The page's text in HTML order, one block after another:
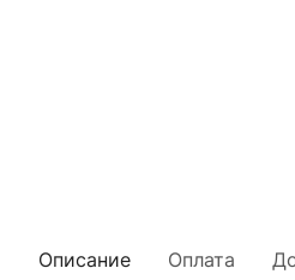
Описание Оплата